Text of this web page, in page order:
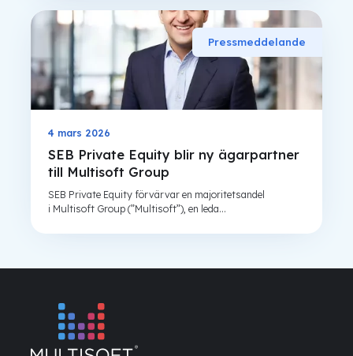
Pressmeddelande
4 mars 2026
SEB Private Equity blir ny ägarpartner
till Multisoft Group
SEB Private Equity förvärvar en majoritetsandel
i Multisoft Group (”Multisoft”), en leda...